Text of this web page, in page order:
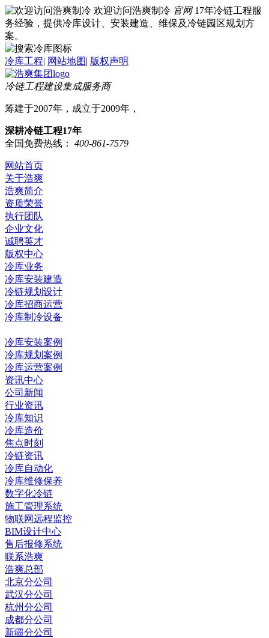
欢迎访问浩爽制冷 官网 17年冷链工程服
务经验，提供冷库设计、安装建造、维保及冷链园区规划方
案。
冷库工程| 网站地图| 版权声明
冷链工程建设集成服务商
筹建于2007年，成立于2009年，
深耕冷链工程17年
全国免费热线：
400-861-7579
网站首页
关于浩爽
浩爽简介
资质荣誉
执行团队
企业文化
诚聘英才
版权中心
冷库业务
冷库安装建造
冷链规划设计
冷库招商运营
冷库制冷设备
冷库安装案例
冷库规划案例
冷库运营案例
资讯中心
公司新闻
行业资讯
冷库知识
冷库造价
焦点时刻
冷链资讯
冷库自动化
冷库维修保养
数字化冷链
施工管理系统
物联网远程监控
BIM设计中心
售后报修系统
联系浩爽
浩爽总部
北京分公司
武汉分公司
杭州分公司
成都分公司
新疆分公司